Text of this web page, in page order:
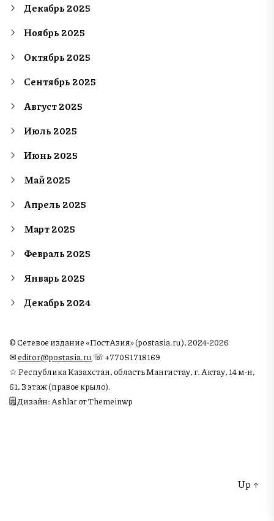
Декабрь 2025
Ноябрь 2025
Октябрь 2025
Сентябрь 2025
Август 2025
Июль 2025
Июнь 2025
Май 2025
Апрель 2025
Март 2025
Февраль 2025
Январь 2025
Декабрь 2024
© Сетевое издание «ПостАзия» (postasia.ru), 2024-2026
✉︎editor@postasia.ru ☏ +77051718169
☆ Республика Казахстан, область Мангистау, г. Актау, 14 м-н,
61, 3 этаж (правое крыло).
🗒 Дизайн: Ashlar от Themeinwp
Up ↑